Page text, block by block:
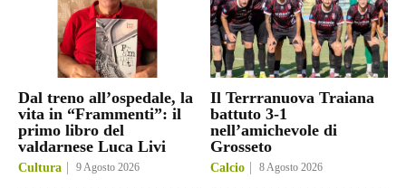
Dal treno all’ospedale, la
vita in “Frammenti”: il
primo libro del
valdarnese Luca Livi
Cultura 9 Agosto 2026
Il Terrranuova Traiana
battuto 3-1
nell’amichevole di
Grosseto
Calcio 8 Agosto 2026